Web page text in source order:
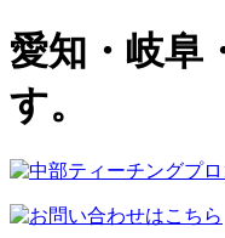
愛知・岐阜
す。